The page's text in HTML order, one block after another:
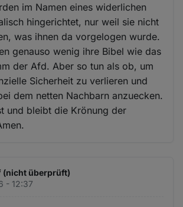
im Namen eines widerlichen
hingerichtet, nur weil sie nicht
was ihnen da vorgelogen wurde.
genauso wenig ihre Bibel wie das
der Afd. Aber so tun als ob, um
Sicherheit zu verlieren und
dem netten Nachbarn anzuecken.
und bleibt die Krönung der
(nicht überprüft)
- 12:37